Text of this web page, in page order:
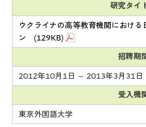
研究タイ
ウクライナの高等教育機関におけ
ン (129KB)
招聘期
2012年10月1日 ～ 2013年3月31日
受入機
東京外国語大学